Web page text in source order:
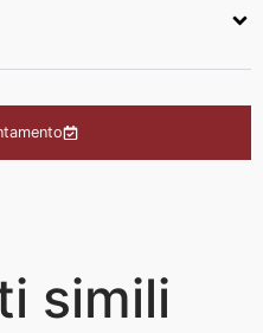
simili